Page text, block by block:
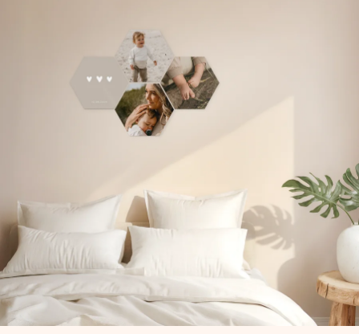
4,8 (basierend auf +15.000 Bewertungen)
Unsere Geschenke begeistern. Kunden bewerten uns mit
4,8 bei Google Reviews (Gesamtergebnis aller Länder, in
die wir versenden).
Montag - Freitag : 8:30 - 17:00 Uhr
Samstag - Sonntag : 8:30 - 13:00 Uhr